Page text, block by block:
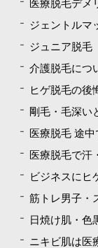
医療脱毛デメ
ジェントルマ
ジュニア脱毛
介護脱毛につ
ヒゲ脱毛の後
剛毛・毛深い
医療脱毛 途中
医療脱毛で汗
ビジネスにヒ
筋トレ男子・
日焼け肌・色
ニキビ肌は医